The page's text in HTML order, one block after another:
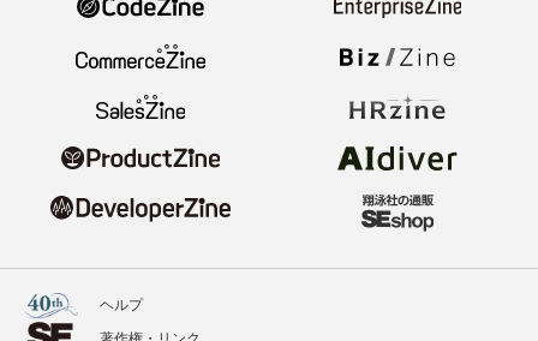
ヘルプ
著作権・リンク